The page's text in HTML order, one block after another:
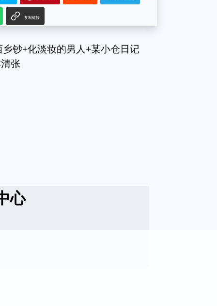
复制链接
钞+化淡妆的男人+某小仓日记
张
心